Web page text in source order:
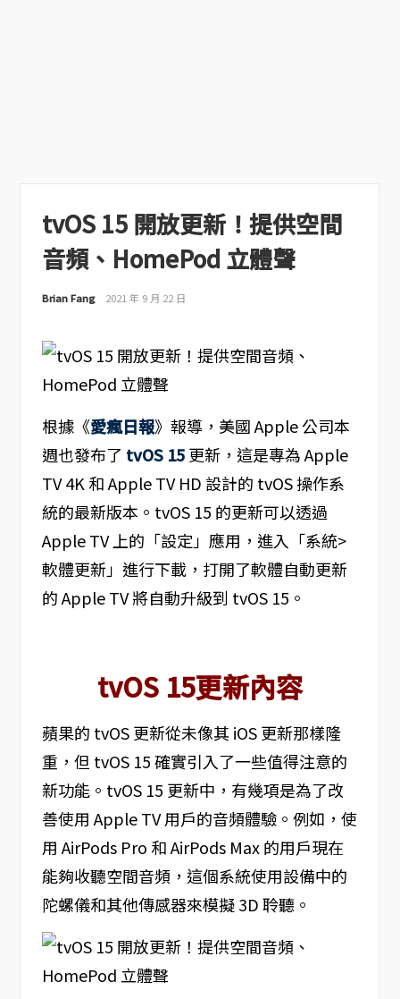
tvOS 15 開放更新！提供空間
音頻、HomePod 立體聲
Brian Fang 2021 年 9 月 22 日
根據《愛瘋日報》報導，美國 Apple 公司本
週也發布了 tvOS 15更新，這是專為 Apple
TV 4K 和 Apple TV HD 設計的 tvOS 操作系
統的最新版本。tvOS 15 的更新可以透過
Apple TV 上的「設定」應用，進入「系統>
軟體更新」進行下載，打開了軟體自動更新
的 Apple TV 將自動升級到 tvOS 15。
tvOS 15更新內容
蘋果的 tvOS 更新從未像其 iOS 更新那樣隆
重，但 tvOS 15 確實引入了一些值得注意的
新功能。tvOS 15 更新中，有幾項是為了改
善使用 Apple TV 用戶的音頻體驗。例如，使
用 AirPods Pro 和 AirPods Max 的用戶現在
能夠收聽空間音頻，這個系統使用設備中的
陀螺儀和其他傳感器來模擬 3D 聆聽。